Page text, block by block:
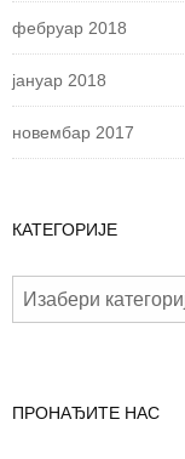
фебруар 2018
јануар 2018
новембар 2017
КАТЕГОРИЈЕ
ПРОНАЂИТЕ НАС